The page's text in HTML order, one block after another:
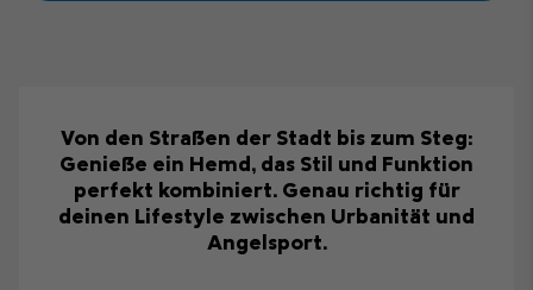
Von den Straßen der Stadt bis zum Steg:
Genieße ein Hemd, das Stil und Funktion
perfekt kombiniert. Genau richtig für
deinen Lifestyle zwischen Urbanität und
Angelsport.